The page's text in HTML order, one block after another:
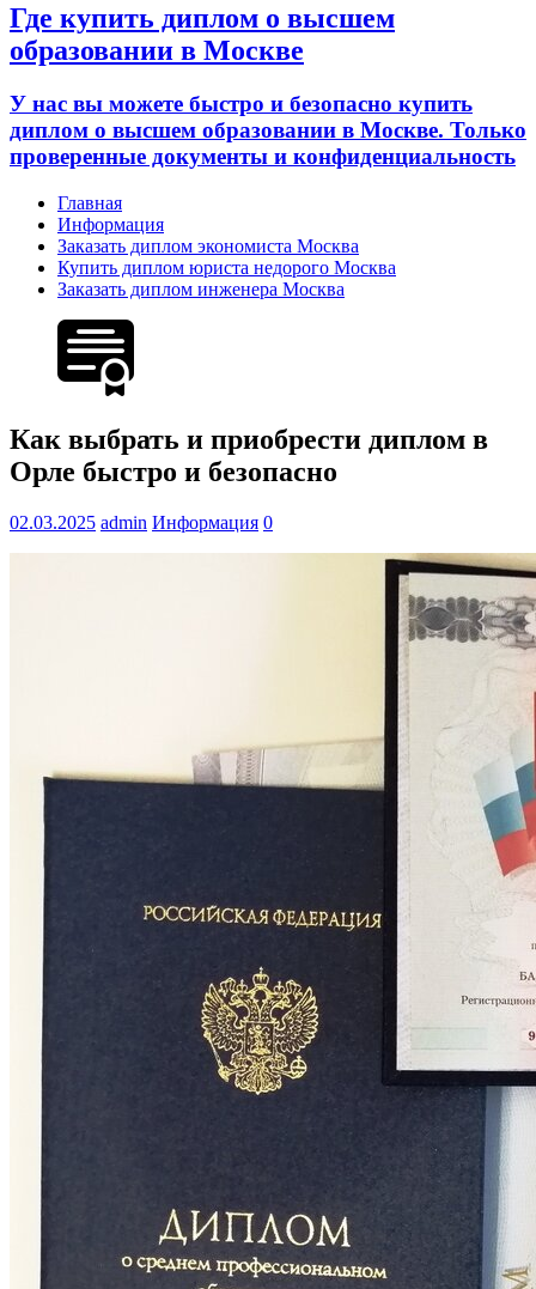
Где купить диплом о высшем
образовании в Москве
У нас вы можете быстро и безопасно купить
диплом о высшем образовании в Москве. Только
проверенные документы и конфиденциальность
Главная
Информация
Заказать диплом экономиста Москва
Купить диплом юриста недорого Москва
Заказать диплом инженера Москва
Как выбрать и приобрести диплом в
Орле быстро и безопасно
02.03.2025 admin Информация 0